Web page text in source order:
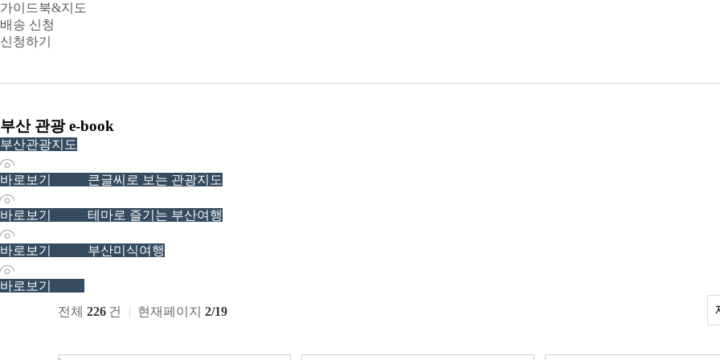
가이드북&지도
배송 신청
신청하기
부산 관광 e-book
부산관광지도
바로보기
큰글씨로 보는 관광지도
바로보기
테마로 즐기는 부산여행
바로보기
부산미식여행
바로보기
전체 226 건 현재페이지 2/19